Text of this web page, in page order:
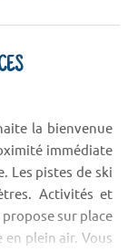
la bienvenue
immédiate
Les pistes de ski
Activités et
sur place
plein air. Vous